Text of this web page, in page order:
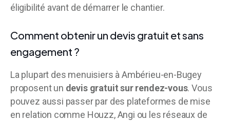
éligibilité avant de démarrer le chantier.
Comment obtenir un devis gratuit et sans
engagement ?
La plupart des menuisiers à Ambérieu-en-Bugey
proposent un devis gratuit sur rendez-vous. Vous
pouvez aussi passer par des plateformes de mise
en relation comme Houzz, Angi ou les réseaux de